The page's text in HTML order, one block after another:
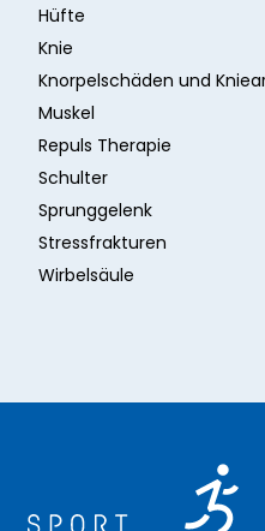
Hüfte
Knie
Knorpelschäden und
Muskel
Repuls Therapie
Schulter
Sprunggelenk
Stressfrakturen
Wirbelsäule